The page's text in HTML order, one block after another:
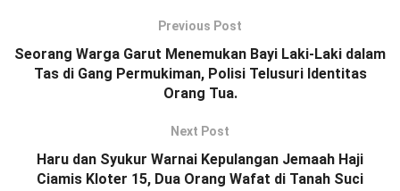
Previous Post
Seorang Warga Garut Menemukan Bayi Laki-Laki dalam
Tas di Gang Permukiman, Polisi Telusuri Identitas
Orang Tua.
Next Post
Haru dan Syukur Warnai Kepulangan Jemaah Haji
Ciamis Kloter 15, Dua Orang Wafat di Tanah Suci